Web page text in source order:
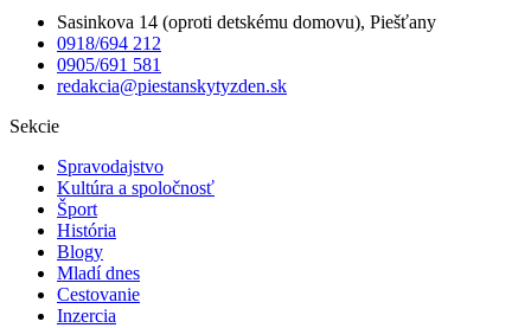
Sasinkova 14 (oproti detskému domovu), Piešťany
0918/694 212
0905/691 581
redakcia@piestanskytyzden.sk
Sekcie
Spravodajstvo
Kultúra a spoločnosť
Šport
História
Blogy
Mladí dnes
Cestovanie
Inzercia